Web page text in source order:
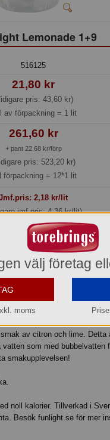
Lemonade 1+9
516125
21,80 kr
pris: 43,60 kr)
av förpackning = 1 lit
261,60 kr
+ pant 22,68 kr/förp
pris: 523,20 kr)
förpackning = 12*1 lit
2,18 kr/lit
jmf.pris: 4,36 kr/lit)
Kampanjinfo »
Lager: 1 del av förp.
BÄST-FÖRE 260901
Köp »
av citron och lime.
som med
smakupplevelsen!
noll kalorier. Tillverkad i
Besök funlight.se för mer
välj företag
moms